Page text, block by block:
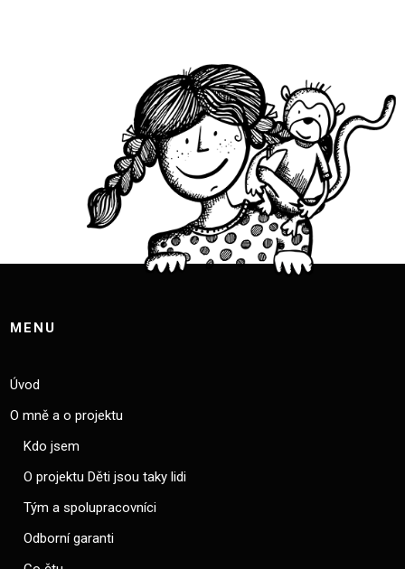
MENU
Úvod
O mně a o projektu
Kdo jsem
O projektu Děti jsou taky lidi
Tým a spolupracovníci
Odborní garanti